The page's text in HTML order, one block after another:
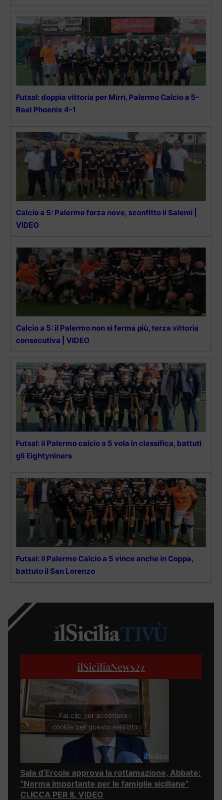
Futsal: doppia vittoria per Mirri, Palermo Calcio a 5-
Real Phoenix 4-1
Calcio a 5: Palermo forza nove, sconfitto il Salemi |
VIDEO
Calcio a 5: il Palermo non si ferma più, terza vittoria
consecutiva | VIDEO
Futsal: il Palermo calcio a 5 vola in classifica, battuti
gli Eightyniners
Futsal: il Palermo Calcio a 5 vince anche in Coppa,
battuto il San Lorenzo
ilSiciliaNews24
Fai clic per accettare i
cookie per questo servizio
Sala d’Ercole approva la rottamazione, Abbate:
“Norma importante per le famiglie siciliane”
CLICCA PER IL VIDEO